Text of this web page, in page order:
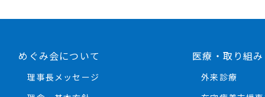
めぐみ会について
理事長メッセージ
医療・取り組み
外来診療